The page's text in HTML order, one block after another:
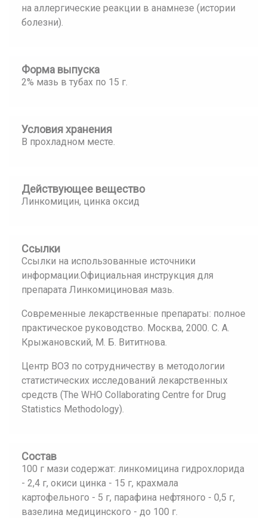
на аллергические реакции в анамнезе (истории
болезни).
Форма выпуска
2% мазь в тубах по 15 г.
Условия хранения
В прохладном месте.
Действующее вещество
Линкомицин, цинка оксид
Ссылки
Ссылки на использованные источники
информации.Официальная инструкция для
препарата Линкомициновая мазь.
Современные лекарственные препараты: полное
практическое руководство. Москва, 2000. С. А.
Крыжановский, М. Б. Вититнова.
Центр ВОЗ по сотрудничеству в методологии
статистических исследований лекарственных
средств (The WHO Collaborating Centre for Drug
Statistics Methodology).
Состав
100 г мази содержат: линкомицина гидрохлорида
- 2,4 г, окиси цинка - 15 г, крахмала
картофельного - 5 г, парафина нефтяного - 0,5 г,
вазелина медицинского - до 100 г.